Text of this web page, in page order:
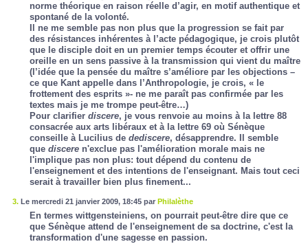
norme théorique en raison réelle d’agir, en motif authentique et
spontané de la volonté.
Il ne me semble pas non plus que la progression se fait par
des résistances inhérentes à l’acte pédagogique, je crois plutôt
que le disciple doit en un premier temps écouter et offrir une
oreille en un sens passive à la transmission qui vient du maître
(l’idée que la pensée du maître s’améliore par les objections –
ce que Kant appelle dans l’Anthropologie, je crois, « le
frottement des esprits »- ne me paraît pas confirmée par les
textes mais je me trompe peut-être…)
Pour clarifier discere, je vous renvoie au moins à la lettre 88
consacrée aux arts libéraux et à la lettre 69 où Sénèque
conseille à Lucilius de dediscere, désapprendre. Il semble
que disceren'exclue pas l'amélioration morale mais ne
l'implique pas non plus: tout dépend du contenu de
l'enseignement et des intentions de l'enseignant. Mais tout ceci
serait à travailler bien plus finement...
3. Le mercredi 21 janvier 2009, 18:45 par Philalèthe
En termes wittgensteiniens, on pourrait peut-être dire que ce
que Sénèque attend de l'enseignement de sa doctrine, c'est la
transformation d'une sagesse en passion.